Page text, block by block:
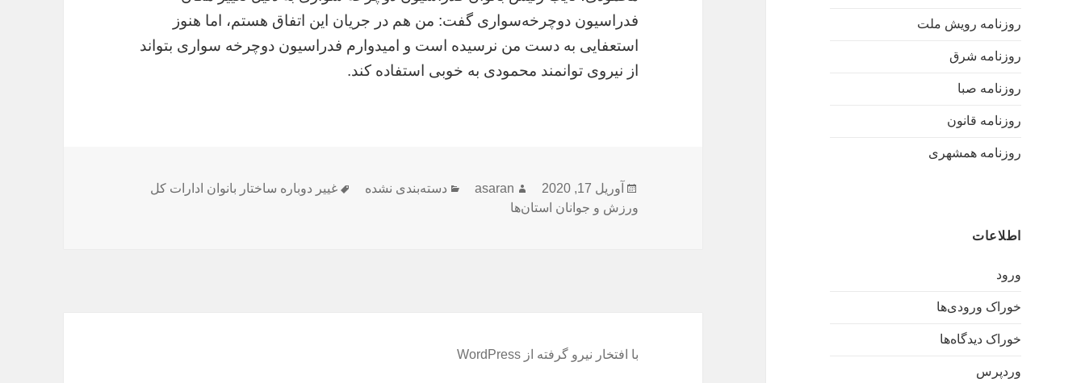
روزنامه رویش ملت
روزنامه شرق
روزنامه صبا
روزنامه قانون
روزنامه همشهری
اطلاعات
ورود
خوراک ورودی‌ها
خوراک دیدگاه‌ها
وردپرس
فدراسیون دوچرخه‌سواری گفت: من هم در جریان این اتفاق هستم، اما هنوز
استعفایی به دست من نرسیده است و امیدوارم فدراسیون دوچرخه سواری بتواند
از نیروی توانمند محمودی به خوبی استفاده کند.
ارسال
شده
آوریل 17, 2020 نویسنده
asaran دسته‌ها
دسته‌بندی نشده برچسب‌ها
غییر دوباره ساختار بانوان ادارات کل
ورزش و جوانان استان‌ها
با افتخار نیرو گرفته از WordPress